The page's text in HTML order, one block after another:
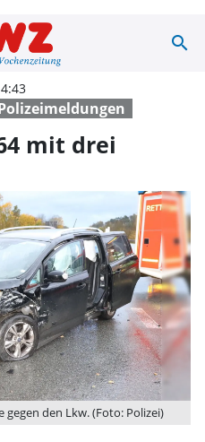
Unfall auf der search
mit drei
den Lkw. (Foto: Polizei)